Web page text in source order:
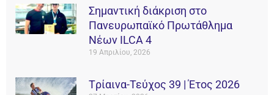
Σημαντική διάκριση στο
Πανευρωπαϊκό Πρωτάθλημα
Νέων ILCA 4
19 Απριλίου, 2026
Tρίαινα-Τεύχος 39 | Έτος 2026